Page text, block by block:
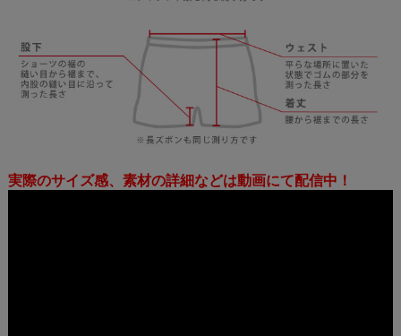
実際のサイズ感、素材の詳細などは動画にて配信中！